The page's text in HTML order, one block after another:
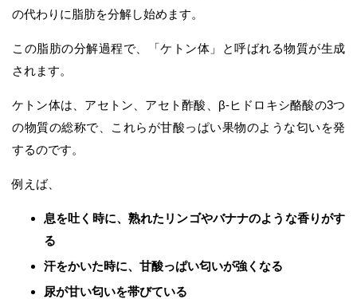
の代わりに脂肪を分解し始めます。
この脂肪の分解過程で、「ケトン体」と呼ばれる物質が生成
されます。
ケトン体は、アセトン、アセト酢酸、β-ヒドロキシ酪酸の3つ
の物質の総称で、これらが甘酸っぱい果物のような匂いを発
するのです。
例えば、
息を吐く時に、熟れたリンゴやバナナのような香りがす
る
汗をかいた時に、甘酸っぱい匂いが強くなる
尿が甘い匂いを帯びている